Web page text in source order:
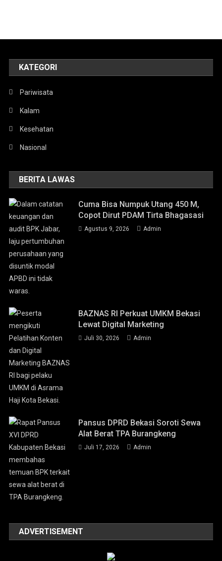
KATEGORI
Pariwisata
Kalam
Kesehatan
Nasional
BERITA LAWAS
Cuma Bisa Numpuk Utang 450 M,
Copot Dirut PDAM Tirta Bhagasasi
Agustus 9, 2026 Admin
BAZNAS RI Perkuat UMKM Bekasi
Lewat Digital Marketing
Juli 30, 2026 Admin
Pansus DPRD Bekasi Soroti Sewa
Alat Berat TPA Burangkeng
Juli 17, 2026 Admin
ADVERTISEMENT